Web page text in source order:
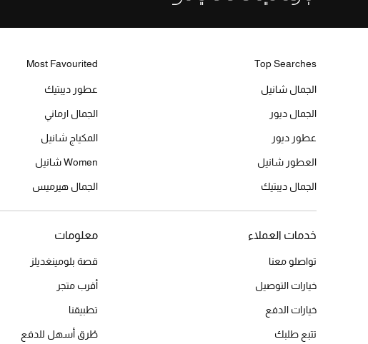
Top Searches
الجمال شانيل
الجمال ديور
عطور ديور
العطور شانيل
الجمال ديبتيك
Most Favourited
عطور ديبتيك
الجمال ارماني
المكياج شانيل
Women شانيل
الجمال هيرميس
خدمات العملاء
تواصلو معنا
خيارات التوصيل
خيارات الدفع
تتبع طلبك
معلومات
قصة بلومينغديلز
أقرب متجر
تطبيقنا
طُرق أسهل للدفع